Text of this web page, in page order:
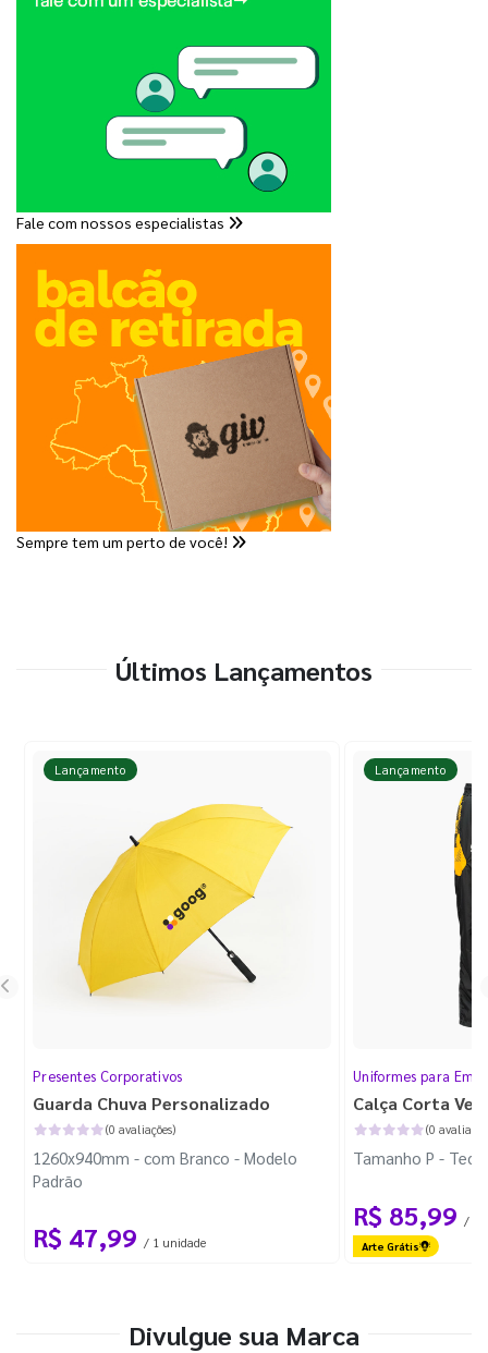
Fale com nossos especialistas
Sempre tem um perto de você!
Últimos Lançamentos
Lançamento
Presentes Corporativos
Guarda Chuva Personalizado
(0 avaliações)
1260x940mm - com Branco - Modelo
Padrão
R$ 47,99 / 1 unidade
Lançamento
Uniformes para
Calça Corta
(0
Tamanho P -
R$ 85,99 / 1
Arte Grátis
Divulgue sua Marca